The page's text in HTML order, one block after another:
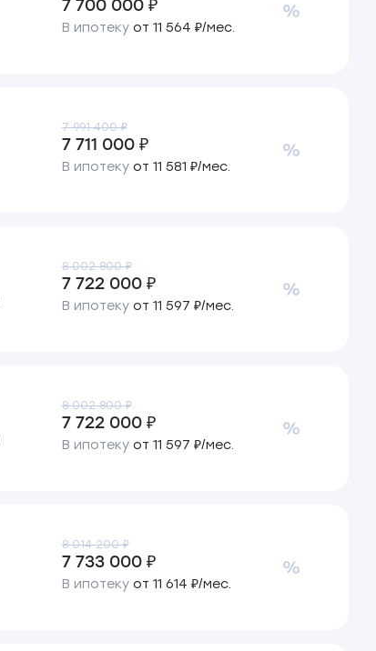
7 700 000 ₽
В ипотеку от 11 564 ₽/мес.
7 991 400 ₽
7 711 000 ₽
В ипотеку от 11 581 ₽/мес.
8 002 800 ₽
7 722 000 ₽
В ипотеку от 11 597 ₽/мес.
8 002 800 ₽
7 722 000 ₽
В ипотеку от 11 597 ₽/мес.
8 014 200 ₽
7 733 000 ₽
В ипотеку от 11 614 ₽/мес.